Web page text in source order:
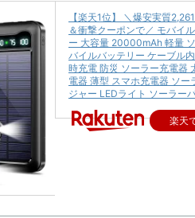
【楽天1位】 ＼爆安実質
＆衝撃クーポンで／ モバイ
ー 大容量 20000mAh 軽量
バイルバッテリー ケーブル
時充電 防災 ソーラー充電器
電器 薄型 スマホ充電器 ソー
ジャー LEDライト ソーラー
楽天